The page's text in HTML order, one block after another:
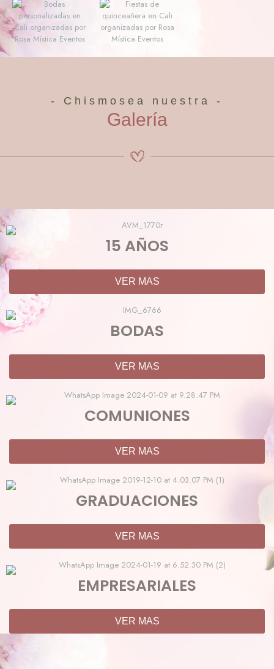
- Chismosea nuestra -
Galería
15 AÑOS
VER MAS
BODAS
VER MAS
COMUNIONES
VER MAS
GRADUACIONES
VER MAS
EMPRESARIALES
VER MAS